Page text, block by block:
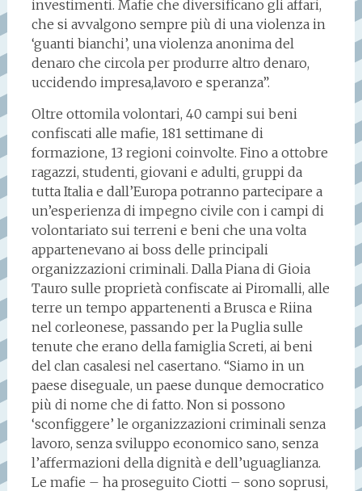
investimenti. Mafie che diversificano gli affari,
che si avvalgono sempre più di una violenza in
‘guanti bianchi’, una violenza anonima del
denaro che circola per produrre altro denaro,
uccidendo impresa,lavoro e speranza”.
Oltre ottomila volontari, 40 campi sui beni
confiscati alle mafie, 181 settimane di
formazione, 13 regioni coinvolte. Fino a ottobre
ragazzi, studenti, giovani e adulti, gruppi da
tutta Italia e dall’Europa potranno partecipare a
un’esperienza di impegno civile con i campi di
volontariato sui terreni e beni che una volta
appartenevano ai boss delle principali
organizzazioni criminali. Dalla Piana di Gioia
Tauro sulle proprietà confiscate ai Piromalli, alle
terre un tempo appartenenti a Brusca e Riina
nel corleonese, passando per la Puglia sulle
tenute che erano della famiglia Screti, ai beni
del clan casalesi nel casertano. “Siamo in un
paese diseguale, un paese dunque democratico
più di nome che di fatto. Non si possono
‘sconfiggere’ le organizzazioni criminali senza
lavoro, senza sviluppo economico sano, senza
l’affermazioni della dignità e dell’uguaglianza.
Le mafie – ha proseguito Ciotti – sono soprusi,